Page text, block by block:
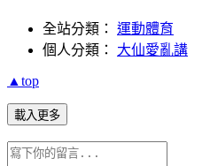
全站分類： 運動體育
個人分類： 大仙愛亂講
▲top
載入更多